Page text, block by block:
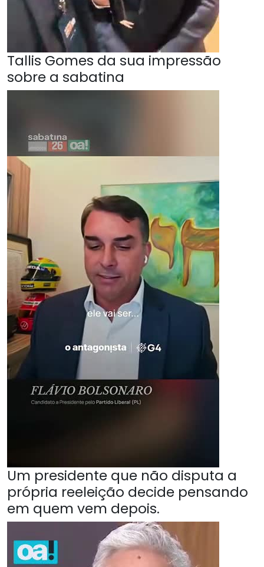
Tallis Gomes da sua impressão
sobre a sabatina
Um presidente que não disputa a
própria reeleição decide pensando
em quem vem depois.